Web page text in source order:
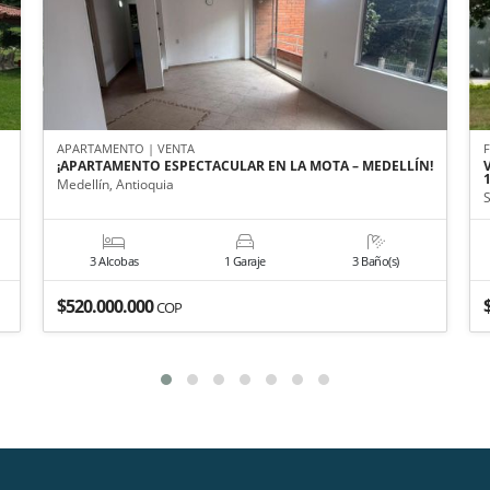
APARTAMENTO | VENTA
¡APARTAMENTO ESPECTACULAR EN LA MOTA – MEDELLÍN!
Medellín, Antioquia
3 Alcobas 1 Garaje 3 Baño(s)
$520.000.000COP